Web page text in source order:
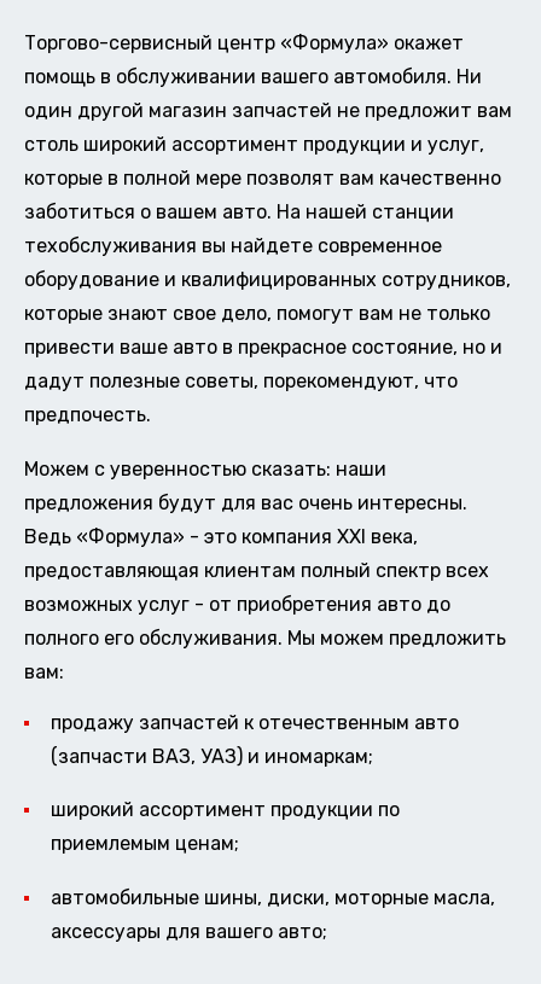
Торгово-сервисный центр «Формула» окажет
помощь в обслуживании вашего автомобиля. Ни
один другой магазин запчастей не предложит вам
столь широкий ассортимент продукции и услуг,
которые в полной мере позволят вам качественно
заботиться о вашем авто. На нашей станции
техобслуживания вы найдете современное
оборудование и квалифицированных сотрудников,
которые знают свое дело, помогут вам не только
привести ваше авто в прекрасное состояние, но и
дадут полезные советы, порекомендуют, что
предпочесть.
Можем с уверенностью сказать: наши
предложения будут для вас очень интересны.
Ведь «Формула» - это компания XXI века,
предоставляющая клиентам полный спектр всех
возможных услуг - от приобретения авто до
полного его обслуживания. Мы можем предложить
вам:
продажу запчастей к отечественным авто
(запчасти ВАЗ, УАЗ) и иномаркам;
широкий ассортимент продукции по
приемлемым ценам;
автомобильные шины, диски, моторные масла,
аксессуары для вашего авто;